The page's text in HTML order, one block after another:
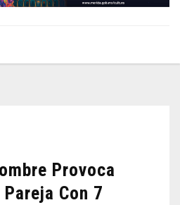
Provoca
Con 7